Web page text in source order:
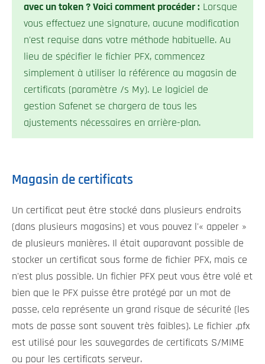
avec un token ? Voici comment procéder : Lorsque
vous effectuez une signature, aucune modification
n'est requise dans votre méthode habituelle. Au
lieu de spécifier le fichier PFX, commencez
simplement à utiliser la référence au magasin de
certificats (paramètre /s My). Le logiciel de
gestion Safenet se chargera de tous les
ajustements nécessaires en arrière-plan.
Magasin de certificats
Un certificat peut être stocké dans plusieurs endroits
(dans plusieurs magasins) et vous pouvez l'« appeler »
de plusieurs manières. Il était auparavant possible de
stocker un certificat sous forme de fichier PFX, mais ce
n'est plus possible. Un fichier PFX peut vous être volé et
bien que le PFX puisse être protégé par un mot de
passe, cela représente un grand risque de sécurité (les
mots de passe sont souvent très faibles). Le fichier .pfx
est utilisé pour les sauvegardes de certificats S/MIME
ou pour les certificats serveur.